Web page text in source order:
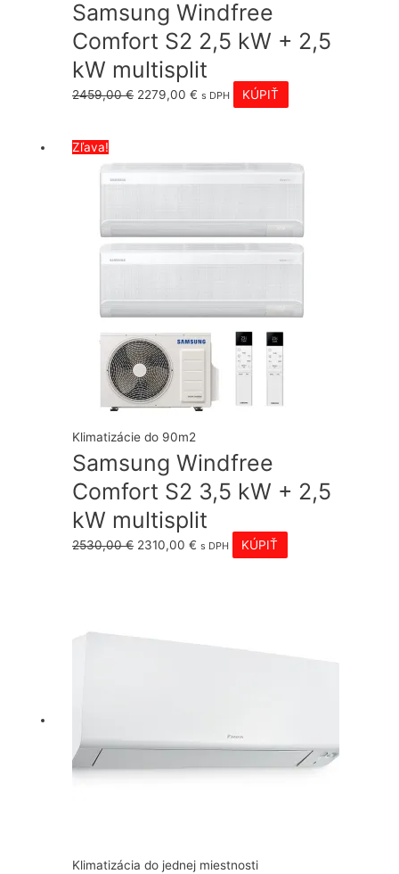
Samsung Windfree
Comfort S2 2,5 kW + 2,5
kW multisplit
2459,00€ Pôvodná
2459,00 €.
2279,00€ Aktuálna
2279,00 €.
s DPH KÚPIŤ
Zľava!
Klimatizácie do 90m2
Samsung Windfree
Comfort S2 3,5 kW + 2,5
kW multisplit
2530,00€ Pôvodná
2310,00€ Aktuálna
s DPH KÚPIŤ
Klimatizácia do jednej miestnosti